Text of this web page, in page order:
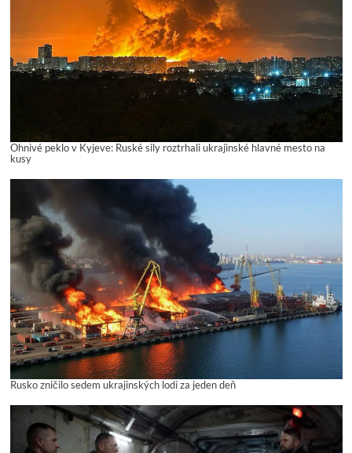
Ohnivé peklo v Kyjeve: Ruské sily roztrhali ukrajinské hlavné mesto na
kusy
Rusko zničilo sedem ukrajinských lodí za jeden deň